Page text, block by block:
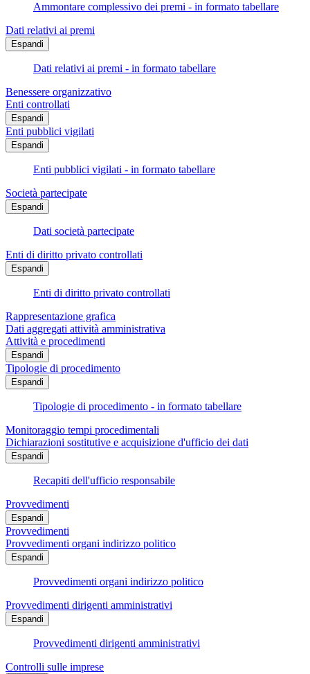
Ammontare complessivo dei premi - in formato tabellare
Dati relativi ai premi
Espandi
Dati relativi ai premi - in formato tabellare
Benessere organizzativo
Enti controllati
Espandi
Enti pubblici vigilati
Espandi
Enti pubblici vigilati - in formato tabellare
Società partecipate
Espandi
Dati società partecipate
Enti di diritto privato controllati
Espandi
Enti di diritto privato controllati
Rappresentazione grafica
Dati aggregati attività amministrativa
Attività e procedimenti
Espandi
Tipologie di procedimento
Espandi
Tipologie di procedimento - in formato tabellare
Monitoraggio tempi procedimentali
Dichiarazioni sostitutive e acquisizione d'ufficio dei dati
Espandi
Recapiti dell'ufficio responsabile
Provvedimenti
Espandi
Provvedimenti
Provvedimenti organi indirizzo politico
Espandi
Provvedimenti organi indirizzo politico
Provvedimenti dirigenti amministrativi
Espandi
Provvedimenti dirigenti amministrativi
Controlli sulle imprese